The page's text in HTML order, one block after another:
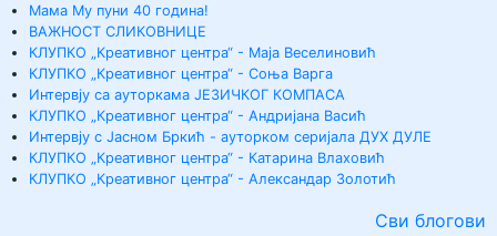
Мама Му пуни 40 година!
ВАЖНОСТ СЛИКОВНИЦЕ
КЛУПКО „Креативног центра“ - Маја Веселиновић
КЛУПКО „Креативног центра“ - Соња Варга
Интервју са ауторкама ЈЕЗИЧКОГ КОМПАСА
КЛУПКО „Креативног центра“ - Андријана Васић
Интервју с Јасном Бркић - ауторком серијала ДУХ ДУЛЕ
КЛУПКО „Креативног центра“ - Катарина Влаховић
КЛУПКО „Креативног центра“ - Александар Золотић
Сви блогови